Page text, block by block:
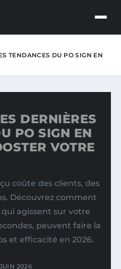
INSIGHTS
TENDANCES DU PO SIGN EN
DERNIÈRES
PO SIGN EN
VOTRE
coûte des clients, des
Découvrez comment
qui agissent sur votre
peuvent faire la
et efficacité en 2026.
2026